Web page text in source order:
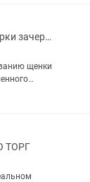
Щенки немецкой овчарки зачерненного зонарного окраса(ГДР линия)
щенки
линия.
ТОРГ